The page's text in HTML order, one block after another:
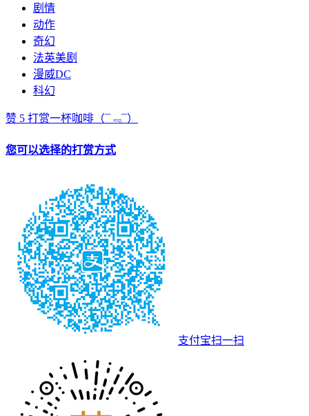
剧情
动作
奇幻
法英美剧
漫威DC
科幻
赞 5 打赏一杯咖啡 （¯﹃¯）
您可以选择的打赏方式
支付宝扫一扫